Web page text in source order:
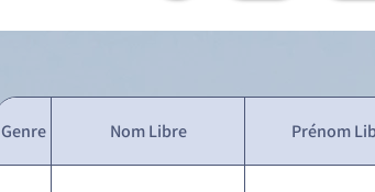
Genre Nom Libre Prénom